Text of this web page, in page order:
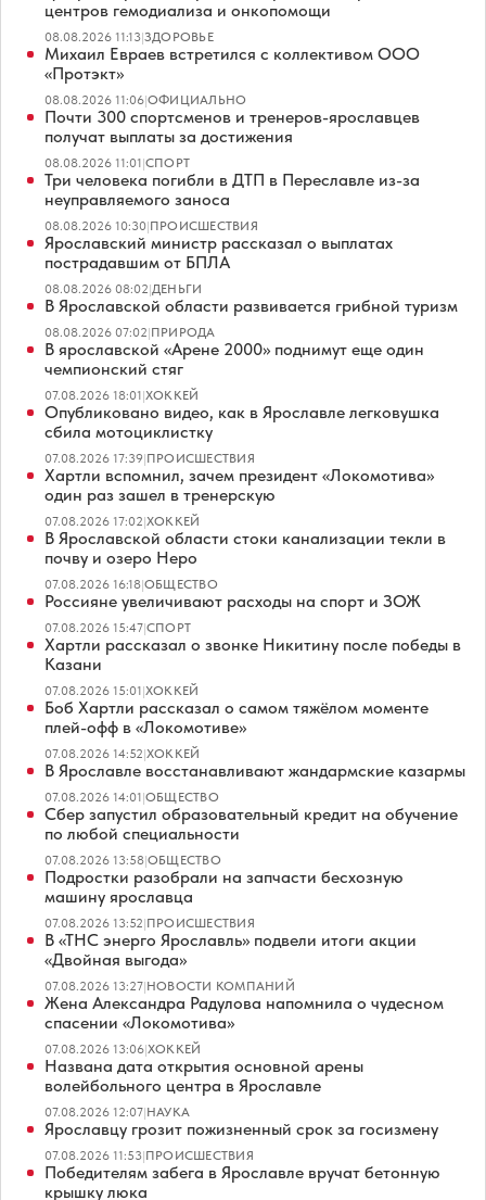
центров гемодиализа и онкопомощи
08.08.2026 11:13|ЗДОРОВЬЕ
Михаил Евраев встретился с коллективом ООО
«Протэкт»
08.08.2026 11:06|ОФИЦИАЛЬНО
Почти 300 спортсменов и тренеров-ярославцев
получат выплаты за достижения
08.08.2026 11:01|СПОРТ
Три человека погибли в ДТП в Переславле из-за
неуправляемого заноса
08.08.2026 10:30|ПРОИСШЕСТВИЯ
Ярославский министр рассказал о выплатах
пострадавшим от БПЛА
08.08.2026 08:02|ДЕНЬГИ
В Ярославской области развивается грибной туризм
08.08.2026 07:02|ПРИРОДА
В ярославской «Арене 2000» поднимут еще один
чемпионский стяг
07.08.2026 18:01|ХОККЕЙ
Опубликовано видео, как в Ярославле легковушка
сбила мотоциклистку
07.08.2026 17:39|ПРОИСШЕСТВИЯ
Хартли вспомнил, зачем президент «Локомотива»
один раз зашел в тренерскую
07.08.2026 17:02|ХОККЕЙ
В Ярославской области стоки канализации текли в
почву и озеро Неро
07.08.2026 16:18|ОБЩЕСТВО
Россияне увеличивают расходы на спорт и ЗОЖ
07.08.2026 15:47|СПОРТ
Хартли рассказал о звонке Никитину после победы в
Казани
07.08.2026 15:01|ХОККЕЙ
Боб Хартли рассказал о самом тяжёлом моменте
плей-офф в «Локомотиве»
07.08.2026 14:52|ХОККЕЙ
В Ярославле восстанавливают жандармские казармы
07.08.2026 14:01|ОБЩЕСТВО
Сбер запустил образовательный кредит на обучение
по любой специальности
07.08.2026 13:58|ОБЩЕСТВО
Подростки разобрали на запчасти бесхозную
машину ярославца
07.08.2026 13:52|ПРОИСШЕСТВИЯ
В «ТНС энерго Ярославль» подвели итоги акции
«Двойная выгода»
07.08.2026 13:27|НОВОСТИ КОМПАНИЙ
Жена Александра Радулова напомнила о чудесном
спасении «Локомотива»
07.08.2026 13:06|ХОККЕЙ
Названа дата открытия основной арены
волейбольного центра в Ярославле
07.08.2026 12:07|НАУКА
Ярославцу грозит пожизненный срок за госизмену
07.08.2026 11:53|ПРОИСШЕСТВИЯ
Победителям забега в Ярославле вручат бетонную
крышку люка